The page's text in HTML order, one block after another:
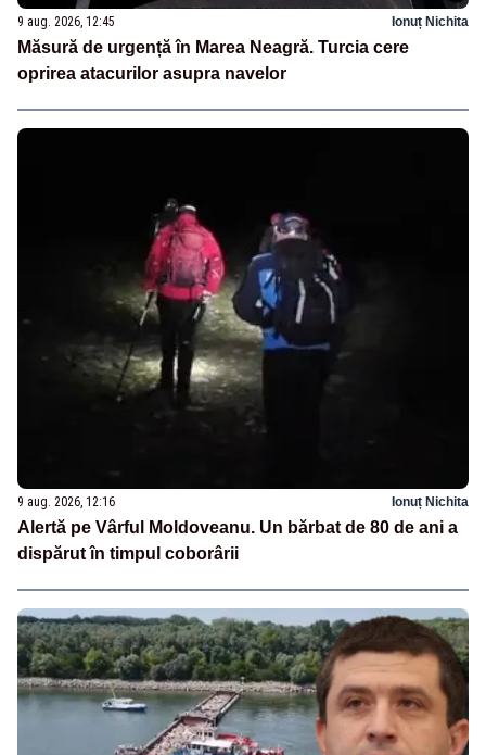
9 aug. 2026, 12:45 Ionuț Nichita
Măsură de urgență în Marea Neagră. Turcia cere
oprirea atacurilor asupra navelor
9 aug. 2026, 12:16 Ionuț Nichita
Alertă pe Vârful Moldoveanu. Un bărbat de 80 de ani a
dispărut în timpul coborârii